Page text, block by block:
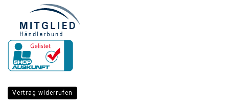
Vertrag widerrufen